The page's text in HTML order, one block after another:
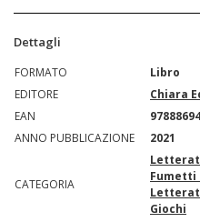
Dettagli
FORMATO
Libro
EDITORE
Chiara
EAN
ANNO PUBBLICAZIONE
2021
CATEGORIA
Fumetti
Giochi